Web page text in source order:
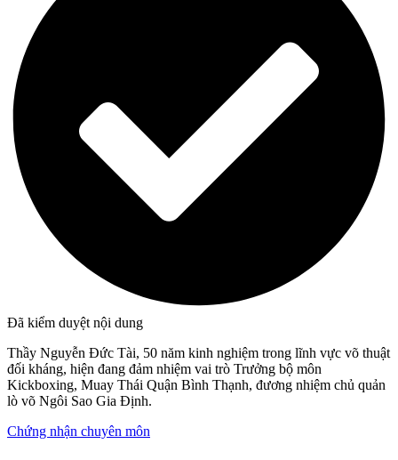
Đã kiểm duyệt nội dung
Thầy Nguyễn Đức Tài, 50 năm kinh nghiệm trong lĩnh vực võ thuật
đối kháng, hiện đang đảm nhiệm vai trò Trưởng bộ môn
Kickboxing, Muay Thái Quận Bình Thạnh, đương nhiệm chủ quản
lò võ Ngôi Sao Gia Định.
Chứng nhận chuyên môn